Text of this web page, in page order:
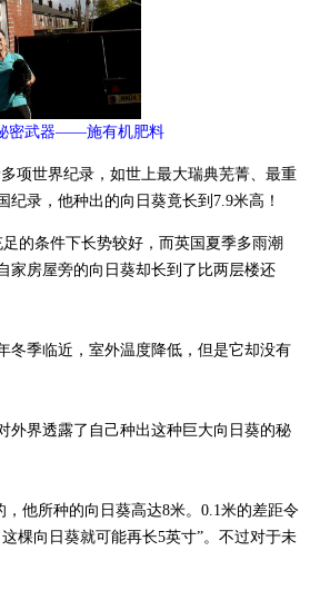
密武器——施有机肥料
项世界纪录，如世上最大瑞典芜菁、最重
录，他种出的向日葵竟长到7.9米高！
的条件下长势较好，而英国夏季多雨潮
家房屋旁的向日葵却长到了比两层楼还
冬季临近，室外温度降低，但是它却没有
外界透露了自己种出这种巨大向日葵的秘
他所种的向日葵高达8米。0.1米的差距令
棵向日葵就可能再长5英寸”。不过对于未